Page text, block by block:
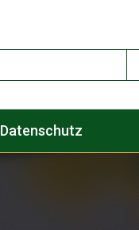
Datenschutz